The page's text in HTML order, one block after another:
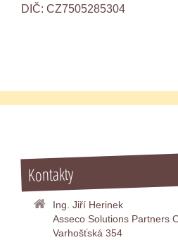
DIČ: CZ7505285304
Kontakty
Ing. Jiří Herinek
Asseco Solutions Partners
Varhošťská 354